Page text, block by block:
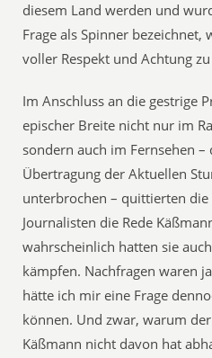
diesem Land werden und
Frage als Spinner bezeichnet,
voller Respekt und Achtung
Im Anschluss an die gestrige
epischer Breite nicht nur im
sondern auch im Fernsehen
Übertragung der Aktuellen
unterbrochen – quittierten die
Journalisten die Rede
wahrscheinlich hatten sie
kämpfen. Nachfragen waren
hätte ich mir eine Frage
können. Und zwar, warum
Käßmann nicht davon hat